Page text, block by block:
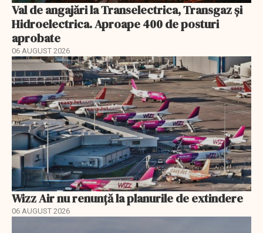
Val de angajări la Transelectrica, Transgaz și
Hidroelectrica. Aproape 400 de posturi
aprobate
06 AUGUST 2026
Wizz Air nu renunță la planurile de extindere
06 AUGUST 2026